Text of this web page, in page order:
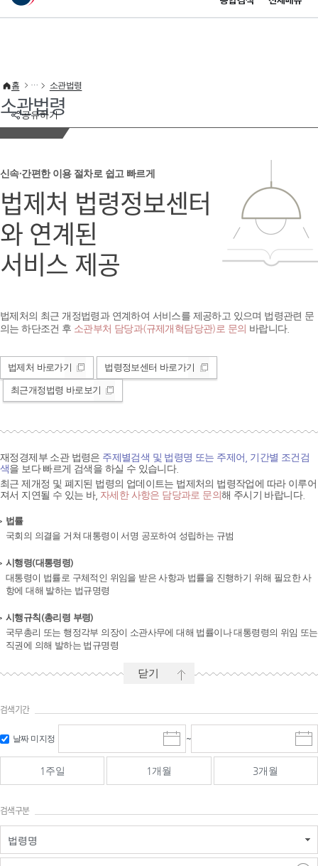
이 누리집은 대한민국 공식 전자정부 누리집입니다.
공유하기
홈 소관법령
소관법령
신속·간편한 이용 절차로 쉽고 빠르게
법제처 법령정보센터
와 연계된
서비스 제공
법제처의 최근 개정법령과 연계하여 서비스를 제공하고 있으며 법령관련 문
의는 하단조건 후 소관부처 담당과(규제개혁담당관)로 문의 바랍니다.
법제처 바로가기 법령정보센터 바로가기
최근개정법령 바로보기
재정경제부 소관 법령은 주제별검색 및 법령명 또는 주제어, 기간별 조건검
색을 보다 빠르게 검색을 하실 수 있습니다.
최근 제개정 및 폐지된 법령의 업데이트는 법제처의 법령작업에 따라 이루어
져서 지연될 수 있는 바, 자세한 사항은 담당과로 문의해 주시기 바랍니다.
법률
국회의 의결을 거쳐 대통령이 서명 공포하여 성립하는 규범
시행령(대통령령)
대통령이 법률로 구체적인 위임을 받은 사항과 법률을 진행하기 위해 필요한 사
항에 대해 발하는 법규명령
시행규칙(총리령 부령)
국무총리 또는 행정각부 의장이 소관사무에 대해 법률이나 대통령령의 위임 또는
직권에 의해 발하는 법규명령
닫기
검색기간
날짜 미지정
시
작
일
선
~
마
감
선
1주일 1개월 3개월
검색구분
법령명